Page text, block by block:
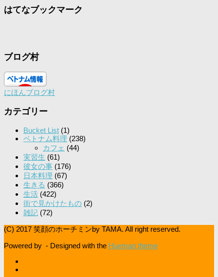
はてなブックマーク
ブログ村
にほんブログ村
カテゴリー
Bucket List (1)
ベトナム料理 (238)
カフェ (44)
実習生 (61)
彼女の事 (176)
日本料理 (67)
生きる (366)
生活 (422)
街で見かけたもの (2)
雑記 (72)
(C) 2017 笑顔のホーチミンby TAMA. All right reserved.
Powered by - Designed with the Hueman theme